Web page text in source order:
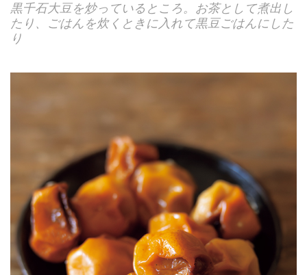
黒千石大豆を炒っているところ。お茶として煮出し
たり、ごはんを炊くときに入れて黒豆ごはんにした
り